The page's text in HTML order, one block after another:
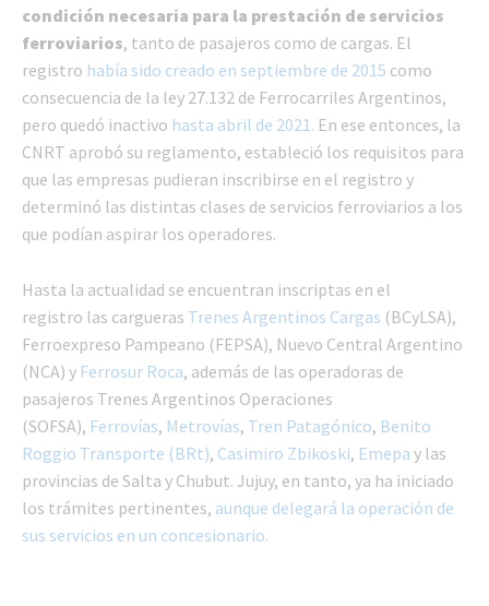
condición necesaria para la prestación de servicios
ferroviarios, tanto de pasajeros como de cargas. El
registro había sido creado en septiembre de 2015 como
consecuencia de la ley 27.132 de Ferrocarriles Argentinos,
pero quedó inactivo hasta abril de 2021. En ese entonces, la
CNRT aprobó su reglamento, estableció los requisitos para
que las empresas pudieran inscribirse en el registro y
determinó las distintas clases de servicios ferroviarios a los
que podían aspirar los operadores.
Hasta la actualidad se encuentran inscriptas en el
registro las cargueras Trenes Argentinos Cargas (BCyLSA),
Ferroexpreso Pampeano (FEPSA), Nuevo Central Argentino
(NCA) y Ferrosur Roca, además de las operadoras de
pasajeros Trenes Argentinos Operaciones
(SOFSA), Ferrovías, Metrovías, Tren Patagónico, Benito
Roggio Transporte (BRt), Casimiro Zbikoski, Emepa y las
provincias de Salta y Chubut. Jujuy, en tanto, ya ha iniciado
los trámites pertinentes, aunque delegará la operación de
sus servicios en un concesionario.